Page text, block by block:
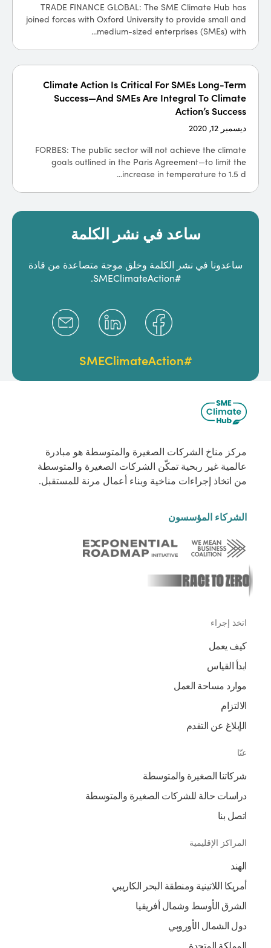
TRADE FINANCE GLOBAL: The SME Climate Hub has
joined forces with Oxford University to provide small and
medium-sized enterprises (SMEs) with...
Climate Action Is Critical For SMEs Long-Term
Success—And SMEs Are Integral To Climate
Action’s Success
ديسمبر 12, 2020
FORBES: The public sector will not achieve the climate
goals outlined in the Paris Agreement—to limit the
increase in temperature to 1.5 d...
ساعد في نشر الكلمة
ساعدونا في نشر الكلمة وخلق موجة متصاعدة من قادة
#SMEClimateAction.
#SMEClimateAction
مركز مناخ الشركات الصغيرة والمتوسطة هو مبادرة
عالمية غير ربحية تمكّن الشركات الصغيرة والمتوسطة
من اتخاذ إجراءات مناخية وبناء أعمال مرنة للمستقبل.
الشركاء المؤسسون
اتخذ إجراء
كيف يعمل
ابدأ القياس
موارد مساحة العمل
الالتزام
الإبلاغ عن التقدم
عنّا
شركاتنا الصغيرة والمتوسطة
دراسات حالة للشركات الصغيرة والمتوسطة
اتصل بنا
المراكز الإقليمية
الهند
أمريكا اللاتينية ومنطقة البحر الكاريبي
الشرق الأوسط وشمال أفريقيا
دول الشمال الأوروبي
المملكة المتحدة